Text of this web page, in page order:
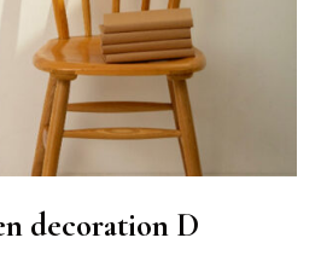
decoration D